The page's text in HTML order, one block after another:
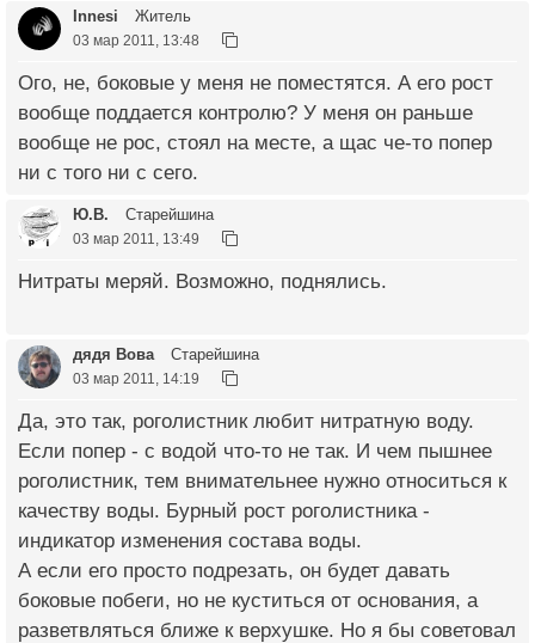
Innesi Житель
03 мар 2011, 13:48
Ого, не, боковые у меня не поместятся. А его рост
вообще поддается контролю? У меня он раньше
вообще не рос, стоял на месте, а щас че-то попер
ни с того ни с сего.
Ю.В. Старейшина
03 мар 2011, 13:49
Нитраты меряй. Возможно, поднялись.
дядя Вова Старейшина
03 мар 2011, 14:19
Да, это так, роголистник любит нитратную воду.
Если попер - с водой что-то не так. И чем пышнее
роголистник, тем внимательнее нужно относиться к
качеству воды. Бурный рост роголистника -
индикатор изменения состава воды.
А если его просто подрезать, он будет давать
боковые побеги, но не куститься от основания, а
разветвляться ближе к верхушке. Но я бы советовал